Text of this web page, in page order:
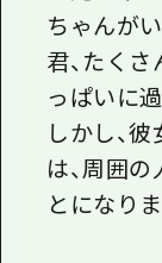
ちゃんが
君、たく
っぱいに
しかし、
は、周囲
とになりま